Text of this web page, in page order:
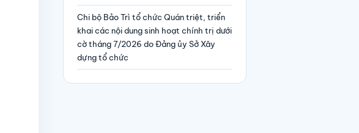
Chi bộ Bảo Trì tổ chức Quán triệt, triển
khai các nội dung sinh hoạt chính trị dưới
cờ tháng 7/2026 do Đảng ủy Sở Xây
dựng tổ chức